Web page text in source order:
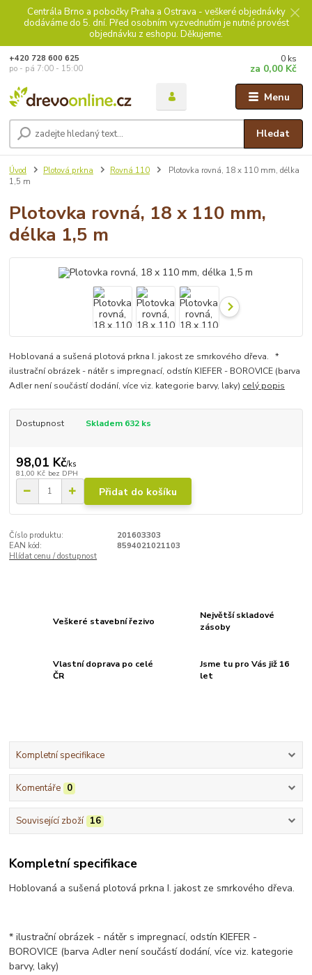
Centrála Brno a pobočky Praha a Ostrava - veškeré objednávky
dodáváme do 5. dní. Před osobním vyzvednutím je nutné provést
objednávku z eshopu. Děkujeme.
Menu
Hledat
+420 728 600 625
po - pá 7:00 - 15:00
0 ks
za 0,00 Kč
Úvod Plotová prkna Rovná 110
Plotovka rovná, 18 x 110 mm, délka
1,5 m
Plotovka rovná, 18 x 110 mm,
délka 1,5 m
Hoblovaná a sušená plotová prkna I. jakost ze smrkového dřeva. *
ilustrační obrázek - nátěr s impregnací, odstín KIEFER - BOROVICE (barva
Adler není součástí dodání, více viz. kategorie barvy, laky) celý popis
Dostupnost Skladem 632 ks
98,01 Kč/ks
81,00 Kč bez DPH
Přidat do košíku
Číslo produktu:
201603303
EAN kód:
8594021021103
Hlídat cenu / dostupnost
Veškeré stavební řezivo
Největší skladové
zásoby
Vlastní doprava po celé
ČR
Jsme tu pro Vás již 16
let
Kompletní specifikace
Komentáře 0
Související zboží 16
Kompletní specifikace
Hoblovaná a sušená plotová prkna I. jakost ze smrkového dřeva.
* ilustrační obrázek - nátěr s impregnací, odstín KIEFER -
BOROVICE (barva Adler není součástí dodání, více viz. kategorie
barvy, laky)